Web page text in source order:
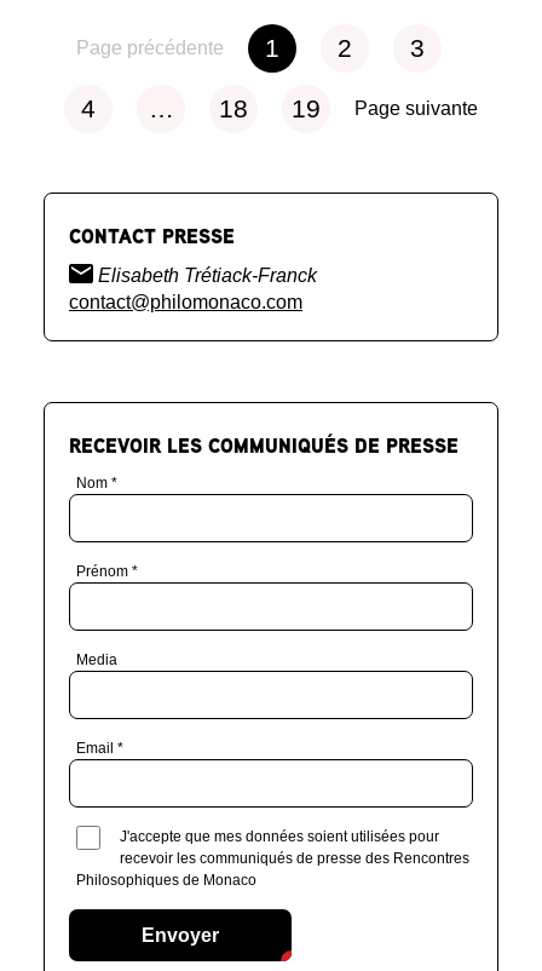
Page précédente 1 2 3
4 … 18 19 Page suivante
CONTACT PRESSE
Elisabeth Trétiack-Franck
contact@philomonaco.com
RECEVOIR LES COMMUNIQUÉS DE PRESSE
Presse
Nom *
Prénom *
Media
Email *
J'accepte que mes données soient utilisées pour
recevoir les communiqués de presse des Rencontres
Philosophiques de Monaco
Envoyer